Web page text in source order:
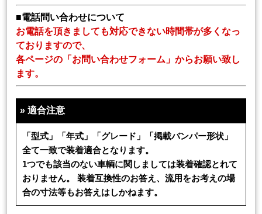
■電話問い合わせについて
お電話を頂きましても対応できない時間帯が多くなっ
ておりますので、
各ページの「お問い合わせフォーム」からお願い致し
ます。
»適合注意
「型式」「年式」「グレード」「掲載バンパー形状」
全て一致で装着適合となります。
1つでも該当のない車輌に関しましては装着確認とれて
おりません。 装着互換性のお答え、流用をお考えの場
合の寸法等もお答えはしかねます。